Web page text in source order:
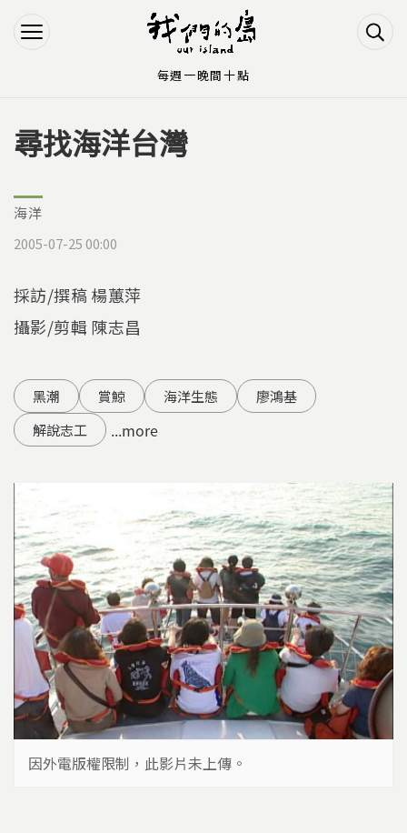
Jump to Navigation
Jump to Main content
您在這裡
尋找海洋台灣
海洋
2005-07-25 00:00
採訪/撰稿 楊蕙萍
攝影/剪輯 陳志昌
黑潮 賞鯨 海洋生態
廖鴻基
解說志工
...more
因外電版權限制，此影片未上傳。
每週一晚間十點